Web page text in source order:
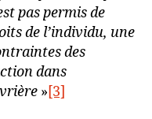
pas permis de
de l’individu, une
des
dans
»[3]